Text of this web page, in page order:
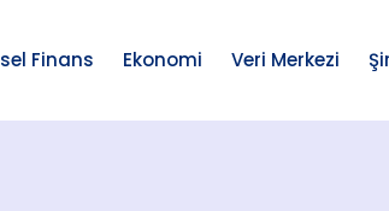
Finans Ekonomi Veri Merkezi